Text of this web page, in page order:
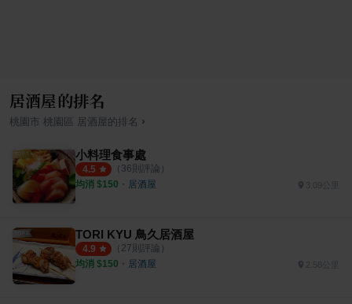
居酒屋的排名
桃園市 桃園區 居酒屋 的排名 ›
小料理食事處
4.5 （ 36則評論）
均消 $150 ・ 居酒屋
TORI KYU 鳥久居酒屋
4.9 （ 27則評論）
均消 $150 ・ 居酒屋 2.58公里